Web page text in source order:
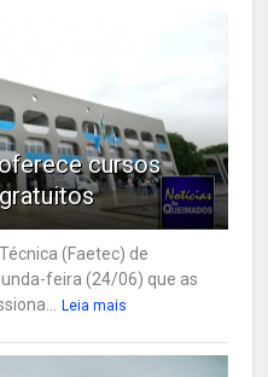
cursos
(Faetec) de
feira (24/06) que as
Leia mais